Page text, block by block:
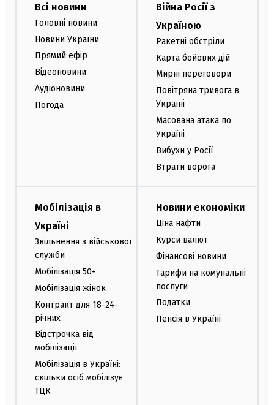
Всі новини
Головні новини
Новини України
Прямий ефір
Відеоновини
Аудіоновини
Погода
Війна Росії з
Україною
Ракетні обстріли
Карта бойових дій
Мирні переговори
Повітряна тривога в
Україні
Масована атака по
Україні
Вибухи у Росії
Втрати ворога
Мобілізація в
Україні
Звільнення з військової
служби
Мобілізація 50+
Мобілізація жінок
Контракт для 18-24-
річних
Відстрочка від
мобілізації
Мобілізація в Україні:
скільки осіб мобілізує
ТЦК
Новини економіки
Ціна нафти
Курси валют
Фінансові новини
Тарифи на комунальні
послуги
Податки
Пенсія в Україні